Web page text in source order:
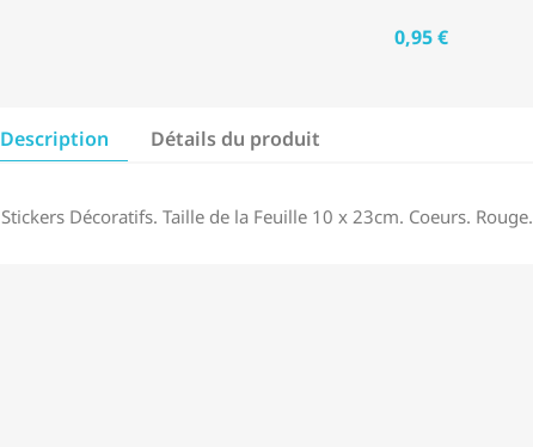
0,95 €
Description Détails du produit
Stickers Décoratifs. Taille de la Feuille 10 x 23cm. Coeurs. Rouge.